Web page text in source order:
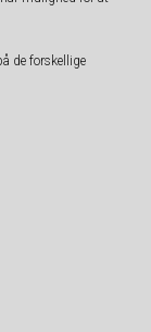
de forskellige